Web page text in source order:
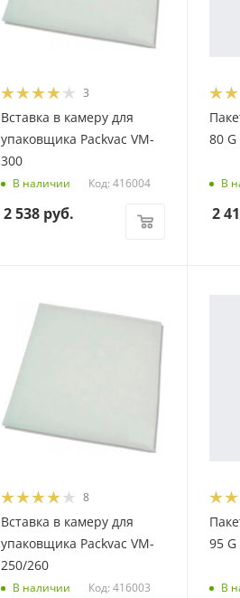
3
Вставка в камеру для
упаковщика Packvac VM-
300
В наличии Код: 416004
2 538 руб.
80
В
2
8
Вставка в камеру для
упаковщика Packvac VM-
250/260
В наличии Код: 416003
95
В